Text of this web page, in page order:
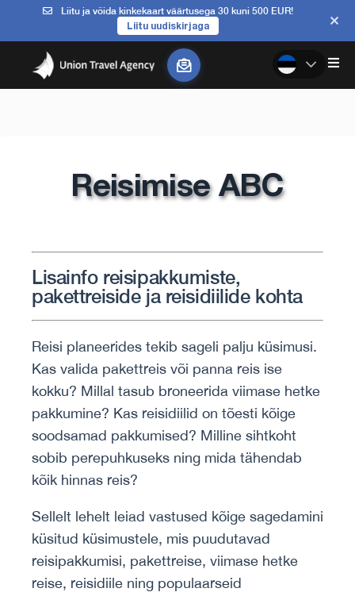
Liitu ja võida kinkekaart väärtusega 30 kuni 500 EUR!
Liitu uudiskirjaga
Reisimise ABC
Lisainfo reisipakkumiste,
pakettreiside ja reisidiilide kohta
Reisi planeerides tekib sageli palju küsimusi.
Kas valida pakettreis või panna reis ise
kokku? Millal tasub broneerida viimase hetke
pakkumine? Kas reisidiilid on tõesti kõige
soodsamad pakkumised? Milline sihtkoht
sobib perepuhkuseks ning mida tähendab
kõik hinnas reis?
Sellelt lehelt leiad vastused kõige sagedamini
küsitud küsimustele, mis puudutavad
reisipakkumisi, pakettreise, viimase hetke
reise, reisidiile ning populaarseid